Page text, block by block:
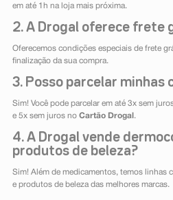
em até 1h na loja mais próxima.
2. A Drogal oferece frete
Oferecemos condições especiais de frete
finalização da sua compra.
3. Posso parcelar minhas
Sim! Você pode parcelar em até 3x sem
e 5x sem juros no Cartão Drogal .
4. A Drogal vende
produtos de beleza?
Sim! Além de medicamentos, temos linhas
e produtos de beleza das melhores marcas.